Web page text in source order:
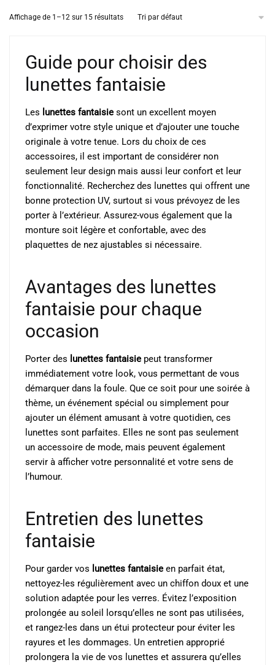
Affichage de 1–12 sur 15 résultats
Guide pour choisir des
lunettes fantaisie
Les lunettes fantaisie sont un excellent moyen
d’exprimer votre style unique et d’ajouter une touche
originale à votre tenue. Lors du choix de ces
accessoires, il est important de considérer non
seulement leur design mais aussi leur confort et leur
fonctionnalité. Recherchez des lunettes qui offrent une
bonne protection UV, surtout si vous prévoyez de les
porter à l’extérieur. Assurez-vous également que la
monture soit légère et confortable, avec des
plaquettes de nez ajustables si nécessaire.
Avantages des lunettes
fantaisie pour chaque
occasion
Porter des lunettes fantaisie peut transformer
immédiatement votre look, vous permettant de vous
démarquer dans la foule. Que ce soit pour une soirée à
thème, un événement spécial ou simplement pour
ajouter un élément amusant à votre quotidien, ces
lunettes sont parfaites. Elles ne sont pas seulement
un accessoire de mode, mais peuvent également
servir à afficher votre personnalité et votre sens de
l’humour.
Entretien des lunettes
fantaisie
Pour garder vos lunettes fantaisie en parfait état,
nettoyez-les régulièrement avec un chiffon doux et une
solution adaptée pour les verres. Évitez l’exposition
prolongée au soleil lorsqu’elles ne sont pas utilisées,
et rangez-les dans un étui protecteur pour éviter les
rayures et les dommages. Un entretien approprié
prolongera la vie de vos lunettes et assurera qu’elles